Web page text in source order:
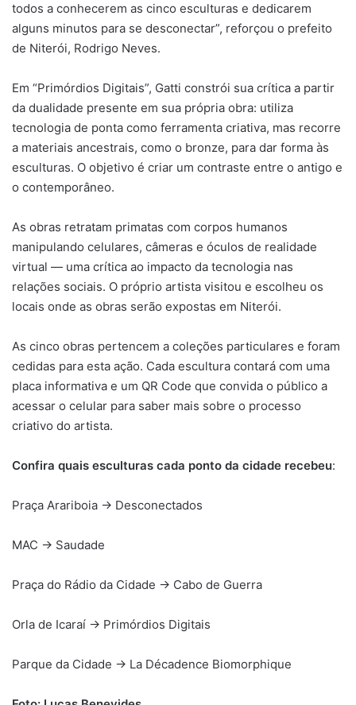
todos a conhecerem as cinco esculturas e dedicarem
alguns minutos para se desconectar”, reforçou o prefeito
de Niterói, Rodrigo Neves.
Em “Primórdios Digitais”, Gatti constrói sua crítica a partir
da dualidade presente em sua própria obra: utiliza
tecnologia de ponta como ferramenta criativa, mas recorre
a materiais ancestrais, como o bronze, para dar forma às
esculturas. O objetivo é criar um contraste entre o antigo e
o contemporâneo.
As obras retratam primatas com corpos humanos
manipulando celulares, câmeras e óculos de realidade
virtual — uma crítica ao impacto da tecnologia nas
relações sociais. O próprio artista visitou e escolheu os
locais onde as obras serão expostas em Niterói.
As cinco obras pertencem a coleções particulares e foram
cedidas para esta ação. Cada escultura contará com uma
placa informativa e um QR Code que convida o público a
acessar o celular para saber mais sobre o processo
criativo do artista.
Confira quais esculturas cada ponto da cidade recebeu:
Praça Arariboia → Desconectados
MAC → Saudade
Praça do Rádio da Cidade → Cabo de Guerra
Orla de Icaraí → Primórdios Digitais
Parque da Cidade → La Décadence Biomorphique